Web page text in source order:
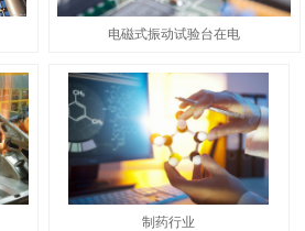
电磁式振动试验台在电
制药行业